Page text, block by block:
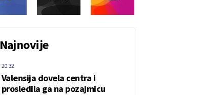
Najnovije
Valensija dovela centra i
prosledila ga na pozajmicu
20:32